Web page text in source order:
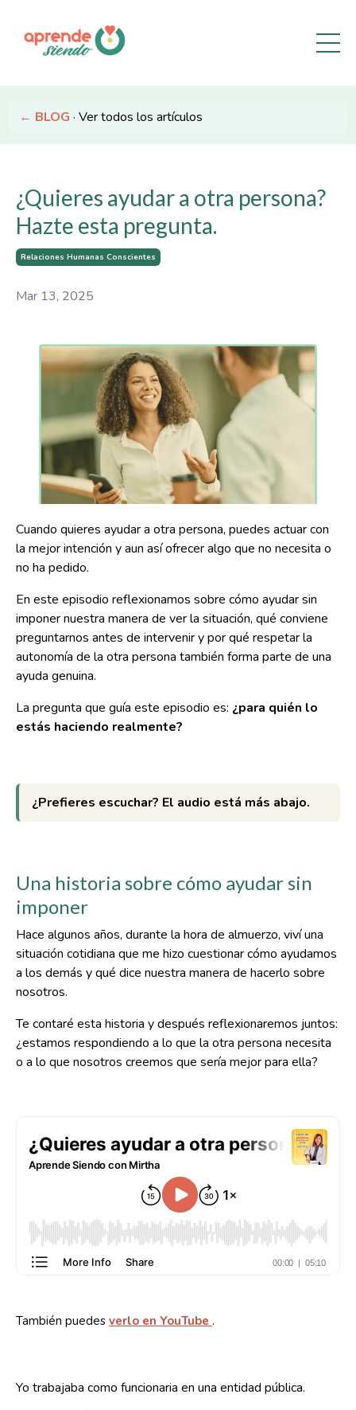
← BLOG · Ver todos los artículos
¿Quieres ayudar a otra persona?
Hazte esta pregunta.
Relaciones Humanas Conscientes
Mar 13, 2025
Cuando quieres ayudar a otra persona, puedes actuar con
la mejor intención y aun así ofrecer algo que no necesita o
no ha pedido.
En este episodio reflexionamos sobre cómo ayudar sin
imponer nuestra manera de ver la situación, qué conviene
preguntarnos antes de intervenir y por qué respetar la
autonomía de la otra persona también forma parte de una
ayuda genuina.
La pregunta que guía este episodio es: ¿para quién lo
estás haciendo realmente?
¿Prefieres escuchar? El audio está más abajo.
Una historia sobre cómo ayudar sin
imponer
Hace algunos años, durante la hora de almuerzo, viví una
situación cotidiana que me hizo cuestionar cómo ayudamos
a los demás y qué dice nuestra manera de hacerlo sobre
nosotros.
Te contaré esta historia y después reflexionaremos juntos:
¿estamos respondiendo a lo que la otra persona necesita
o a lo que nosotros creemos que sería mejor para ella?
También puedes verlo en YouTube .
Yo trabajaba como funcionaria en una entidad pública.